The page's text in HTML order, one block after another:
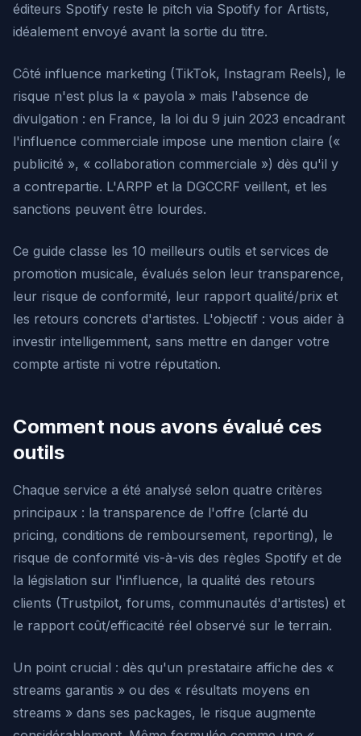
éditeurs Spotify reste le pitch via Spotify for Artists,
idéalement envoyé avant la sortie du titre.
Côté influence marketing (TikTok, Instagram Reels), le
risque n'est plus la « payola » mais l'absence de
divulgation : en France, la loi du 9 juin 2023 encadrant
l'influence commerciale impose une mention claire («
publicité », « collaboration commerciale ») dès qu'il y
a contrepartie. L'ARPP et la DGCCRF veillent, et les
sanctions peuvent être lourdes.
Ce guide classe les 10 meilleurs outils et services de
promotion musicale, évalués selon leur transparence,
leur risque de conformité, leur rapport qualité/prix et
les retours concrets d'artistes. L'objectif : vous aider à
investir intelligemment, sans mettre en danger votre
compte artiste ni votre réputation.
Comment nous avons évalué ces
outils
Chaque service a été analysé selon quatre critères
principaux : la transparence de l'offre (clarté du
pricing, conditions de remboursement, reporting), le
risque de conformité vis-à-vis des règles Spotify et de
la législation sur l'influence, la qualité des retours
clients (Trustpilot, forums, communautés d'artistes) et
le rapport coût/efficacité réel observé sur le terrain.
Un point crucial : dès qu'un prestataire affiche des «
streams garantis » ou des « résultats moyens en
streams » dans ses packages, le risque augmente